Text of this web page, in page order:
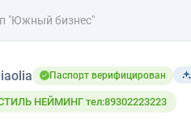
"Южный бизнес"
Паспорт верифицирован
НЕЙМИНГ тел:89302223223